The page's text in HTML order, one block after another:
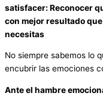
satisfacer: Reconocer
con mejor resultado
necesitas
No siempre sabemos lo
encubrir las emociones
Ante el hambre